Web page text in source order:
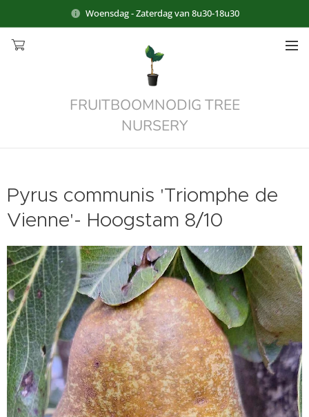
Woensdag - Zaterdag van 8u30-18u30
FRUITBOOMNODIG TREE
NURSERY
Pyrus communis 'Triomphe de
Vienne'- Hoogstam 8/10